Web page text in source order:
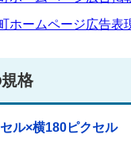
ホームページ広告表
格
ル×横180ピクセル